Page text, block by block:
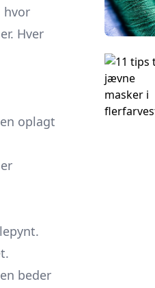
hvor
Hver
oplagt
beder